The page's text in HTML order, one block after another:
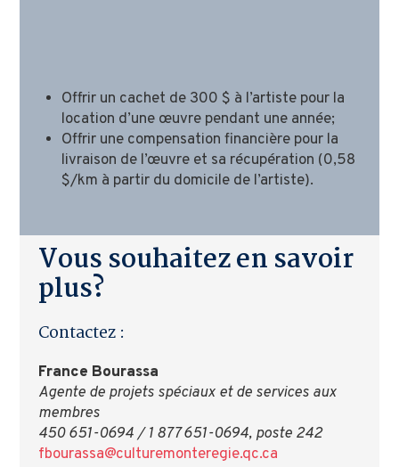
Offrir un cachet de 300 $ à l’artiste pour la
location d’une œuvre pendant une année;
Offrir une compensation financière pour la
livraison de l’œuvre et sa récupération (0,58
$/km à partir du domicile de l’artiste).
Vous souhaitez en savoir
plus?
Contactez :
France Bourassa
Agente de projets spéciaux et de services aux
membres
450 651-0694 / 1 877 651-0694, poste 242
fbourassa@culturemonteregie.qc.ca